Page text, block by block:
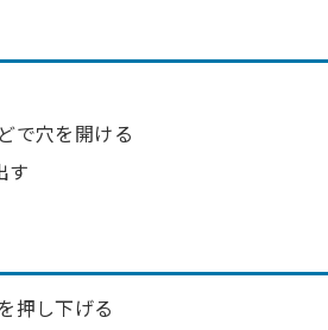
で穴を開ける
す
押し下げる